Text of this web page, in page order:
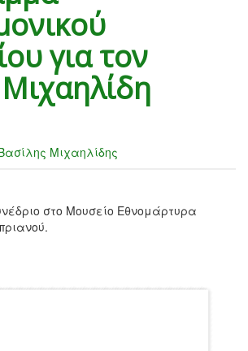
για τον
Μιχαηλίδης
στο Μουσείο Εθνομάρτυρα